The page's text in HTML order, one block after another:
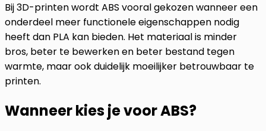
Bij 3D-printen wordt ABS vooral gekozen wanneer een
onderdeel meer functionele eigenschappen nodig
heeft dan PLA kan bieden. Het materiaal is minder
bros, beter te bewerken en beter bestand tegen
warmte, maar ook duidelijk moeilijker betrouwbaar te
printen.
Wanneer kies je voor ABS?